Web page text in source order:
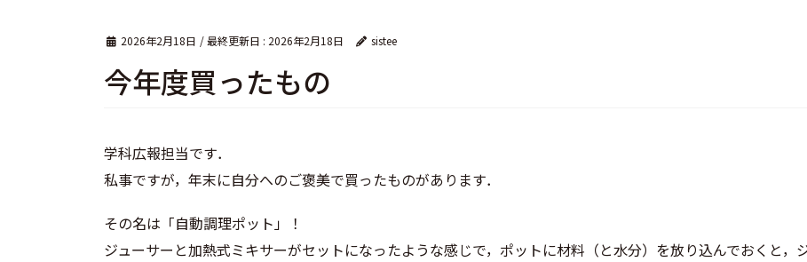
2026年2月18日 / 最終更新日 : 2026年2月18日 sistee
今年度買ったもの
学科広報担当です．
私事ですが，年末に自分へのご褒美で買ったものがあります．
その名は「自動調理ポット」！
ジューサーと加熱式ミキサーがセットになったような感じで，ポットに材料（と水分）を放り込んでおくと，